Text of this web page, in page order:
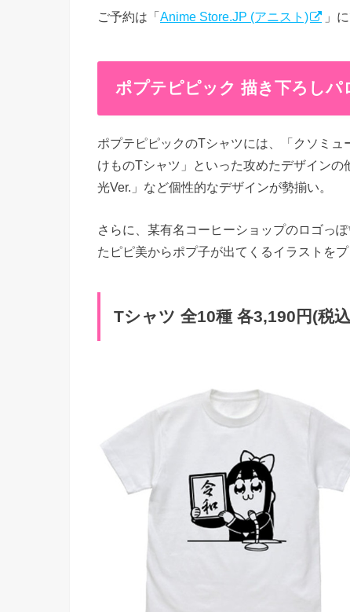
ご予約は「Anime Store.JP (アニスト) 」
ポプテピピック 描き下ろし
ポプテピピックのTシャツには、「クソミ
けものTシャツ」といった攻めたデザイン
光Ver.」など個性的なデザインが勢揃い。
さらに、某有名コーヒーショップのロゴっ
たピピ美からポプ子が出てくるイラストを
Tシャツ 全10種 各3,190円(税